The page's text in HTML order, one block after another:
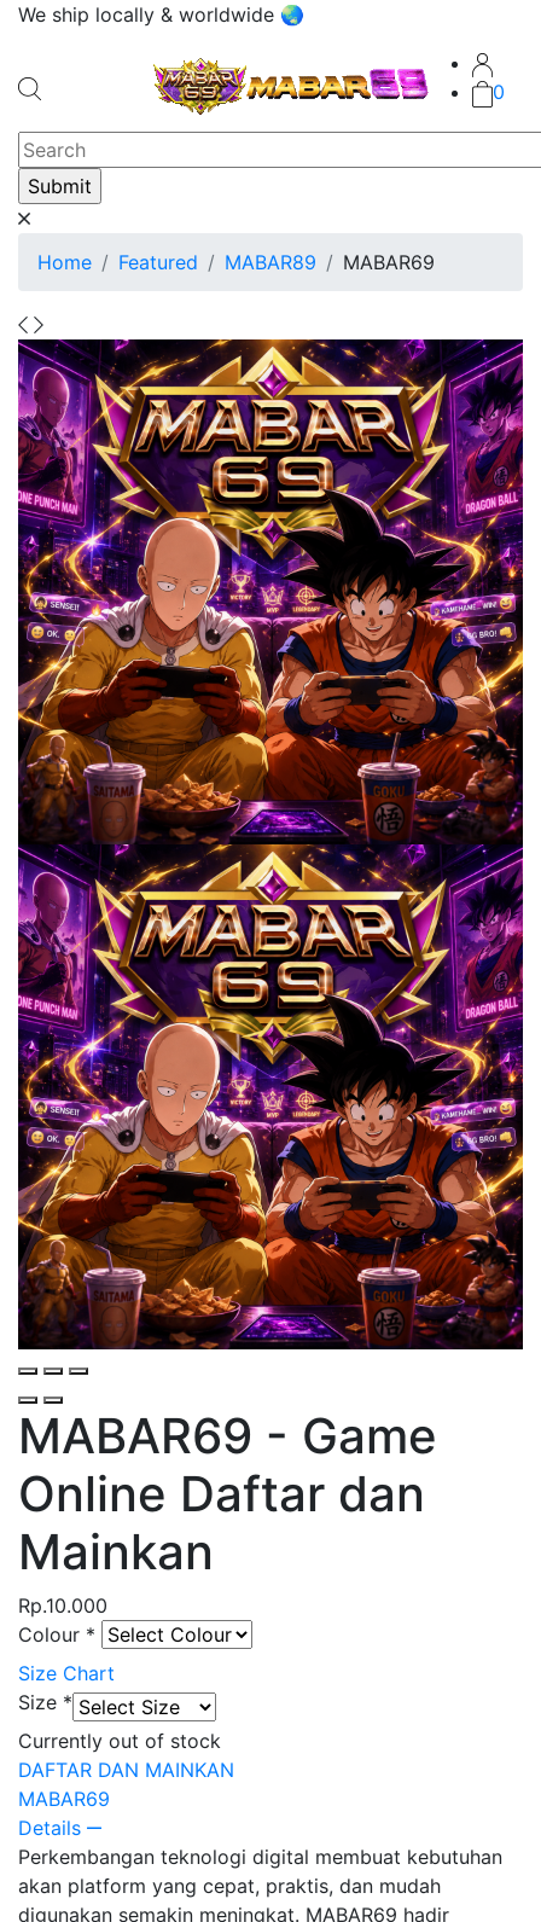
We ship locally & worldwide 🌏
0
Home Featured MABAR89 MABAR69
MABAR69 - Game
Online Daftar dan
Mainkan
Rp.10.000
Colour *
Size Chart
Size *
Currently out of stock
DAFTAR DAN MAINKAN
MABAR69
Details
Perkembangan teknologi digital membuat kebutuhan
akan platform yang cepat, praktis, dan mudah
digunakan semakin meningkat. MABAR69 hadir